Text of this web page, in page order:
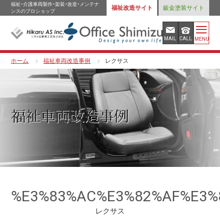
福祉・介護車両製作・架装・改造・メンテナ
ンスのプロショップ
福祉改造サイト 鈑金塗装サイト
MAIL CALL MENU
ホーム 福祉車両改造事例 レクサス
福祉車両改造事例
レクサス